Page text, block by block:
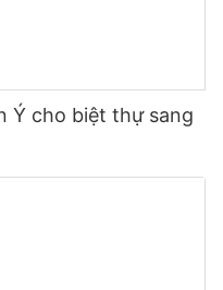
Ý cho biệt thự sang